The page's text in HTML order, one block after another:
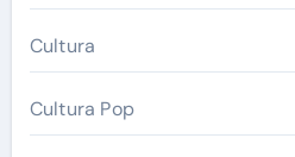
Cultura
Cultura Pop